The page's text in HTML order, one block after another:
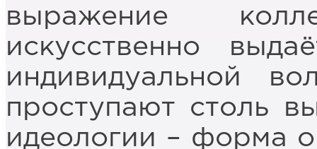
выражение
искусственно
индивидуальной
проступают столь
идеологии – форма